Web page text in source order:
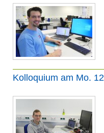
Kolloquium am Mo.